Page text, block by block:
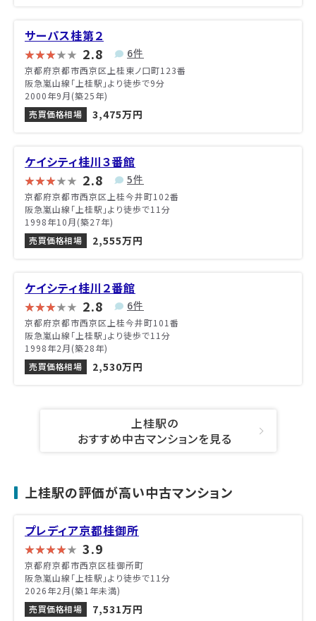
サーパス桂第２
2.8 6件
京都府京都市西京区上桂東ノ口町123番
阪急嵐山線「上桂駅」より徒歩で9分
2000年9月(築25年)
売買価格相場
3,475万円
ケイシティ桂川３番館
2.8 5件
京都府京都市西京区上桂今井町102番
阪急嵐山線「上桂駅」より徒歩で11分
1998年10月(築27年)
売買価格相場
2,555万円
ケイシティ桂川２番館
2.8 6件
京都府京都市西京区上桂今井町101番
阪急嵐山線「上桂駅」より徒歩で11分
1998年2月(築28年)
売買価格相場
2,530万円
上桂駅の
おすすめ中古マンションを見る
上桂駅の評価が高い中古マンション
プレディア京都桂御所
3.9
京都府京都市西京区桂御所町
阪急嵐山線「上桂駅」より徒歩で11分
2026年2月(築1年未満)
売買価格相場
7,531万円